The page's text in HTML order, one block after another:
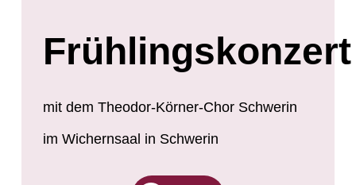
Frühlingskonzert
mit dem Theodor-Körner-Chor Schwerin
im Wichernsaal in Schwerin